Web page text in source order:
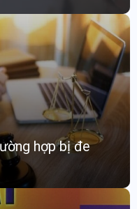
hợp bị đe